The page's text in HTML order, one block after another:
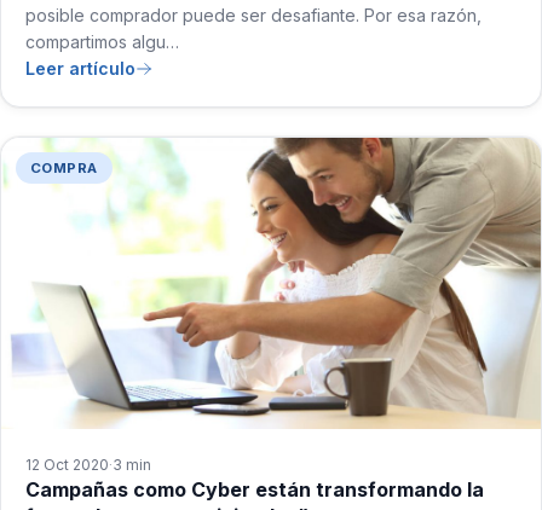
posible comprador puede ser desafiante. Por esa razón,
compartimos algu…
Leer artículo
COMPRA
12 Oct 2020·3 min
Campañas como Cyber están transformando la